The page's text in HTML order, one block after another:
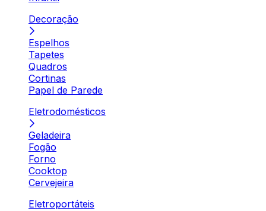
Decoração
Espelhos
Tapetes
Quadros
Cortinas
Papel de Parede
Eletrodomésticos
Geladeira
Fogão
Forno
Cooktop
Cervejeira
Eletroportáteis